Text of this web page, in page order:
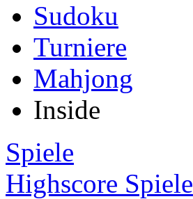
Sudoku
Turniere
Mahjong
Inside
Spiele
Highscore Spiele